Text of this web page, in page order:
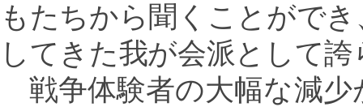
もたちから聞くことがで
してきた我が会派として
戦争体験者の大幅な減少